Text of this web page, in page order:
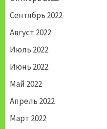
Сентябрь 2022
Август 2022
Июль 2022
Июнь 2022
Май 2022
Апрель 2022
Март 2022